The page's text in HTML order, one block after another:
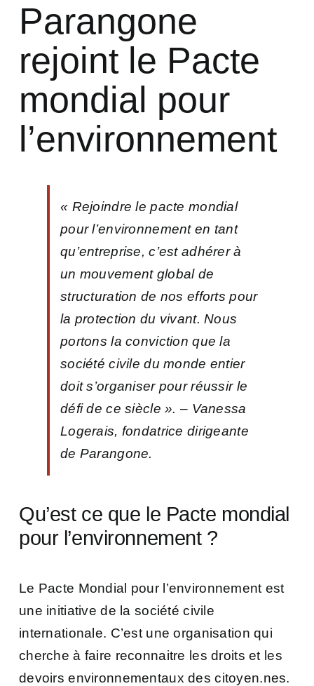
Parangone
rejoint le Pacte
mondial pour
l’environnement
« Rejoindre le pacte mondial
pour l’environnement en tant
qu’entreprise, c’est adhérer à
un mouvement global de
structuration de nos efforts pour
la protection du vivant. Nous
portons la conviction que la
société civile du monde entier
doit s’organiser pour réussir le
défi de ce siècle ». – Vanessa
Logerais, fondatrice dirigeante
de Parangone.
Qu’est ce que le Pacte mondial
pour l’environnement ?
Le Pacte Mondial pour l’environnement est
une initiative de la société civile
internationale. C’est une organisation qui
cherche à faire reconnaitre les droits et les
devoirs environnementaux des citoyen.nes.